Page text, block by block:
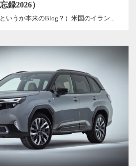
録2026）
いうか本来のBlog？）米国のイラン...